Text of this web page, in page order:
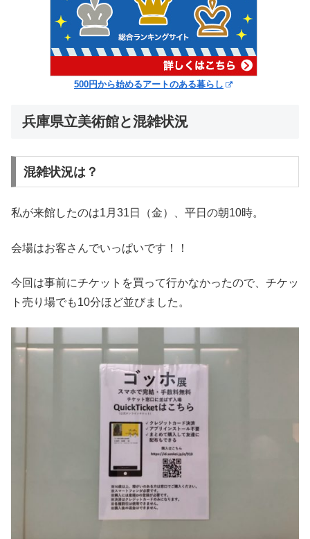
500円から始めるアートのある暮らし
兵庫県立美術館と混雑状況
混雑状況は？
私が来館したのは1月31日（金）、平日の朝10時。
会場はお客さんでいっぱいです！！
今回は事前にチケットを買って行かなかったので、チケッ
ト売り場でも10分ほど並びました。